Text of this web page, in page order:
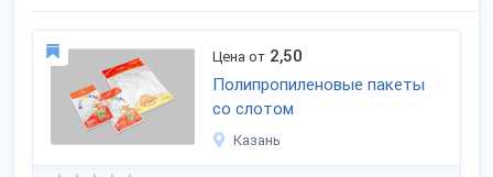
Цена от 2,50
Полипропиленовые пакеты
со слотом
Казань